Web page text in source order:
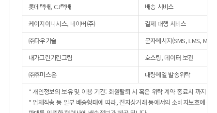
롯데택배, CJ택배
배송 서비스
케이지이니시스, 네이버(주)
결제 대행 서비스
㈜다우기술
문자메시지(SMS, LMS,
내가그린기린그림
호스팅, 데이터 보관
㈜휴머스온
대량메일 발송위탁
* 개인정보의 보유 및 이용 기간: 회원탈퇴 시 혹은 위탁 계약 종료시 까지
* 업체직송 등 일부 배송형태에 따라, 전자상거래 등에서의 소비자보호에 관